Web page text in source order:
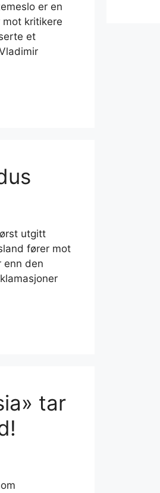
er en
kritikere
et
utgitt
fører mot
enn den
tar